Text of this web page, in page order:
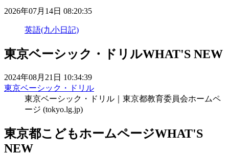
2026年07月14日 08:20:35
英語(九小日記)
東京ベーシック・ドリルWHAT'S NEW
2024年08月21日 10:34:39
東京ベーシック・ドリル
東京ベーシック・ドリル｜東京都教育委員会ホームペ
ージ (tokyo.lg.jp)
東京都こどもホームページWHAT'S
NEW